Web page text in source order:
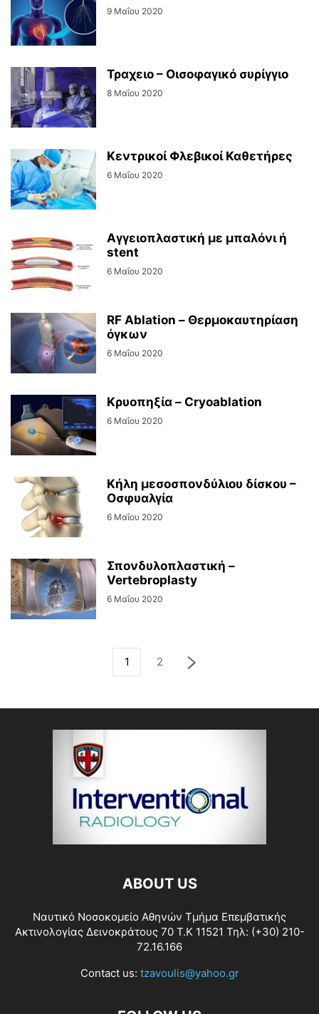
9 Μαΐου 2020
Τραχειο – Οισοφαγικό συρίγγιο
8 Μαΐου 2020
Κεντρικοί Φλεβικοί Καθετήρες
6 Μαΐου 2020
Αγγειοπλαστική με μπαλόνι ή
stent
6 Μαΐου 2020
RF Ablation – Θερμοκαυτηρίαση
όγκων
6 Μαΐου 2020
Κρυοπηξία – Cryoablation
6 Μαΐου 2020
Κήλη μεσοσπονδύλιου δίσκου –
Οσφυαλγία
6 Μαΐου 2020
Σπονδυλοπλαστική –
Vertebroplasty
6 Μαΐου 2020
1 2
ABOUT US
Ναυτικό Νοσοκομείο Αθηνών Τμήμα Επεμβατικής
Ακτινολογίας Δεινοκράτους 70 Τ.Κ 11521 Τηλ: (+30) 210-
72.16.166
Contact us: tzavoulis@yahoo.gr